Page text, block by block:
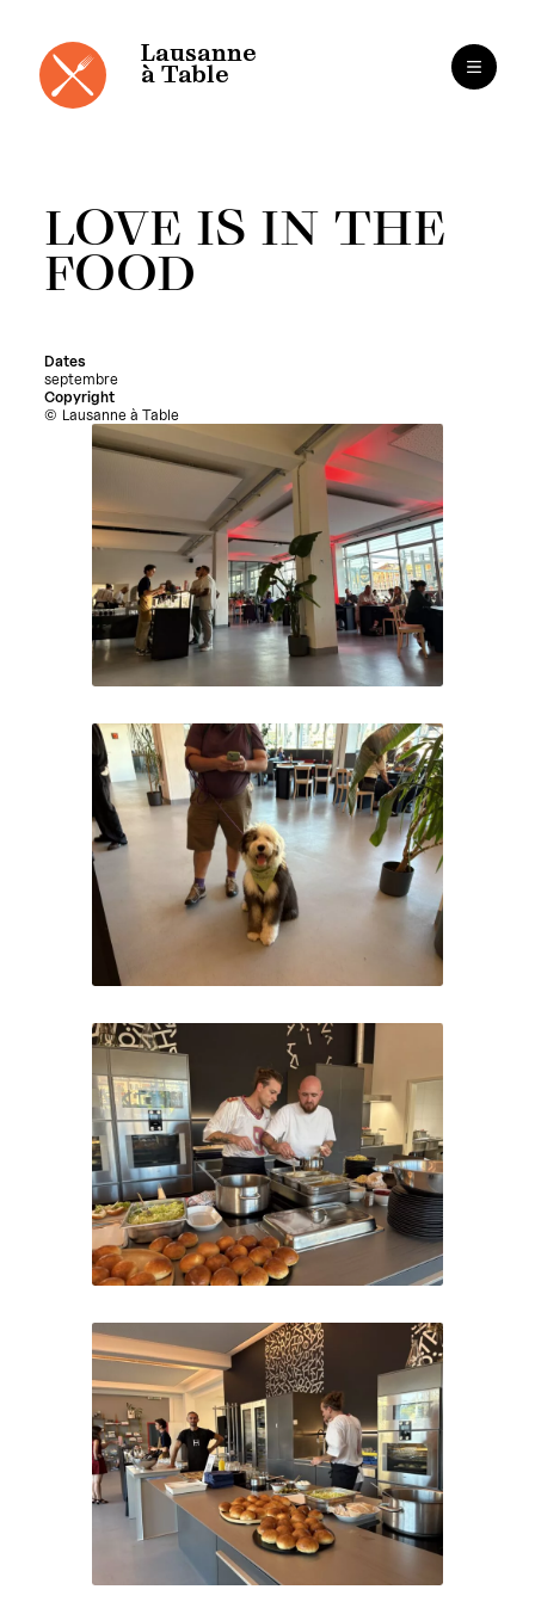
contenu
Lausanne
à Table
LOVE IS IN THE
FOOD
Dates
septembre
Copyright
Lausanne à Table